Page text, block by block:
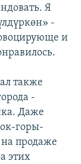
Я
-
и
также
-
Даже
горы-
продаже
этих